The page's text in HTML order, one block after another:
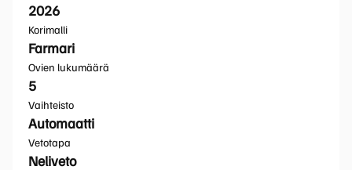
2026
Korimalli
Farmari
Ovien lukumäärä
5
Vaihteisto
Automaatti
Vetotapa
Neliveto